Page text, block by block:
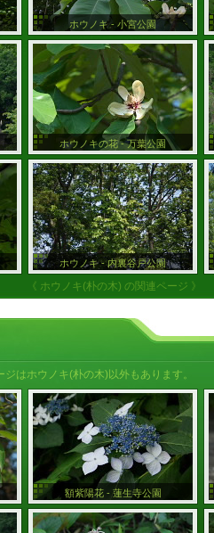
ホウノキ - 小宮公園
ホウノキの花 - 万葉公園
ホウノキ - 内裏谷戸公園
《 ホウノキ(朴の木) の関連ページ 》
はホウノキ(朴の木)以外もあります。
額紫陽花 - 蓮生寺公園